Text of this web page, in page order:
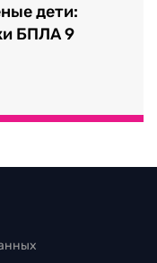
дети:
БПЛА 9